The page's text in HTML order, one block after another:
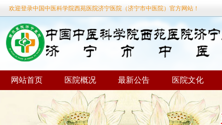
欢迎登录中国中医科学院西苑医院济宁医院（济宁市中医院）官方网站！
网站首页 医院概况 最新公告 医院文化